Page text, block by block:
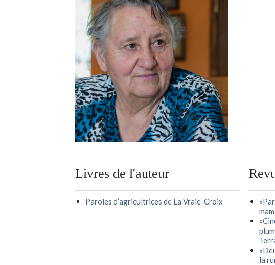
Livres de l'auteur
Paroles d’agricultrices de La Vraie-Croix
la